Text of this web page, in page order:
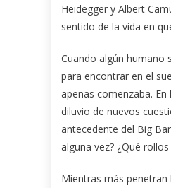
Heidegger y Albert
sentido de la vida en
Cuando algún humano
para encontrar en el
apenas comenzaba.
diluvio de nuevos
antecedente del Big
alguna vez? ¿Qué
Mientras más